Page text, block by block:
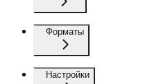
Форматы
Настройки